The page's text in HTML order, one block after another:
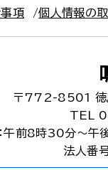
項 個人情報の
〒772-8501
TEL
午前8時30分～午
法人番